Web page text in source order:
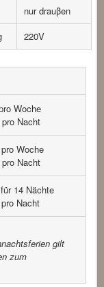
nur drauβen
220V
Woche
Nacht
Woche
Nacht
14 Nächte
Nacht
gilt
zum